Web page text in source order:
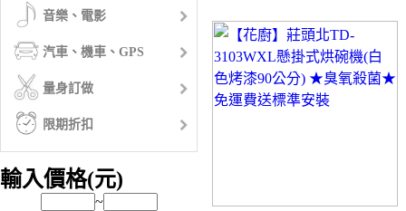
音樂、電影
汽車、機車、GPS
量身訂做
限期折扣
輸入價格(元)
~